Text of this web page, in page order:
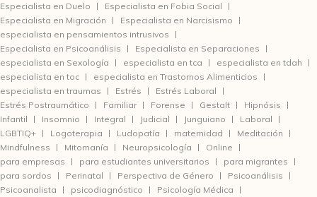
Especialista en Duelo
Especialista en Fobia Social
Especialista en Migración
Especialista en Narcisismo
especialista en pensamientos intrusivos
Especialista en Psicoanálisis
Especialista en Separaciones
especialista en Sexología
especialista en tca
especialista en tdah
especialista en toc
especialista en Trastornos Alimenticios
especialista en traumas
Estrés
Estrés Laboral
Estrés Postraumático
Familiar Forense Gestalt
Hipnósis
Infantil
Insomnio Integral Judicial Junguiano
Laboral
LGBTIQ+
Logoterapia Ludopatía maternidad
Meditación
Mindfulness
Mitomanía Neuropsicología
Online
para empresas
para estudiantes universitarios
para migrantes
para sordos
Perinatal Perspectiva de Género
Psicoanálisis
Psicoanalista
psicodiagnóstico
Psicología Médica